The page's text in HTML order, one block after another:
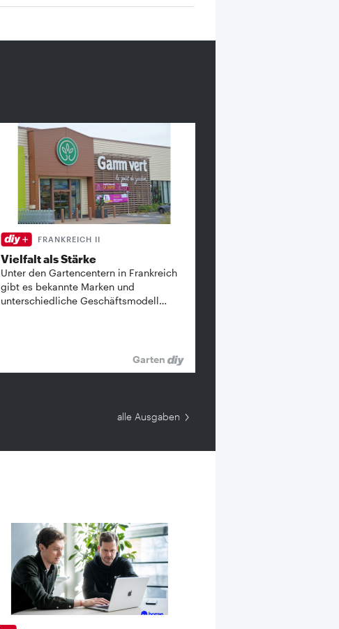
FRANKREICH II
Vielfalt als Stärke
Unter den Gartencentern in Frankreich
gibt es bekannte ­Marken und
unterschiedliche Geschäftsmodell…
Garten
alle Ausgaben